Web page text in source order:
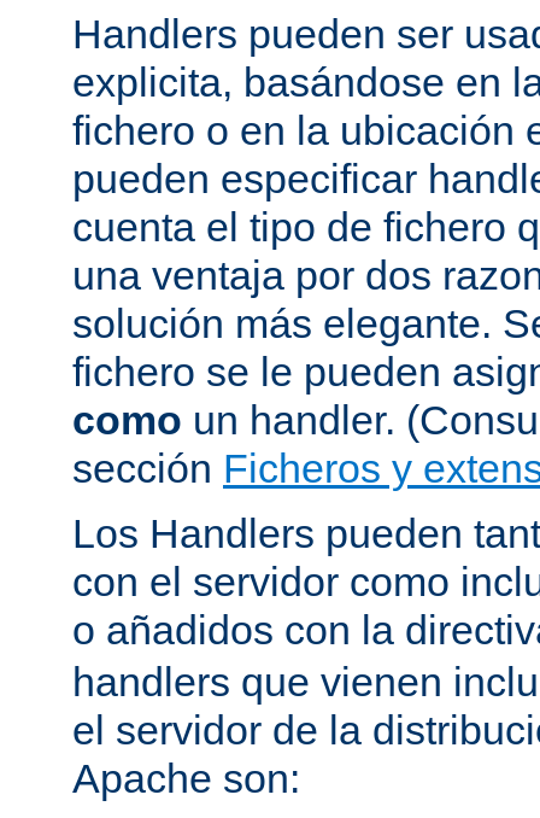
Handlers pueden ser
explicita, basándose en
fichero o en la ubicación
pueden especificar
cuenta el tipo de fichero
una ventaja por dos
solución más elegante.
fichero se le pueden
como un handler.
sección Ficheros y
Los Handlers pueden
con el servidor como
o añadidos con la
handlers que vienen
el servidor de la
Apache son: